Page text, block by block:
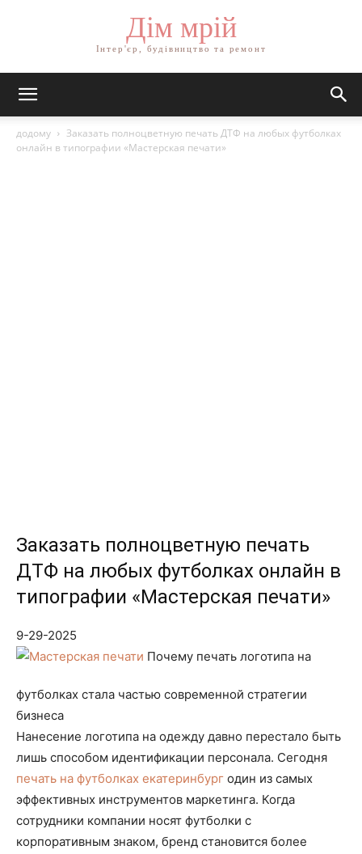
Дім мрій
Інтер'єр, будівництво та ремонт
додому
Заказать полноцветную печать ДТФ на любых футболках
онлайн в типографии «Мастерская печати»
Заказать полноцветную печать
ДТФ на любых футболках онлайн в
типографии «Мастерская печати»
9-29-2025
Почему печать логотипа на
футболках стала частью современной стратегии
бизнеса
Нанесение логотипа на одежду давно перестало быть
лишь способом идентификации персонала. Сегодня
печать на футболках екатеринбург один из самых
эффективных инструментов маркетинга. Когда
сотрудники компании носят футболки с
корпоративным знаком, бренд становится более